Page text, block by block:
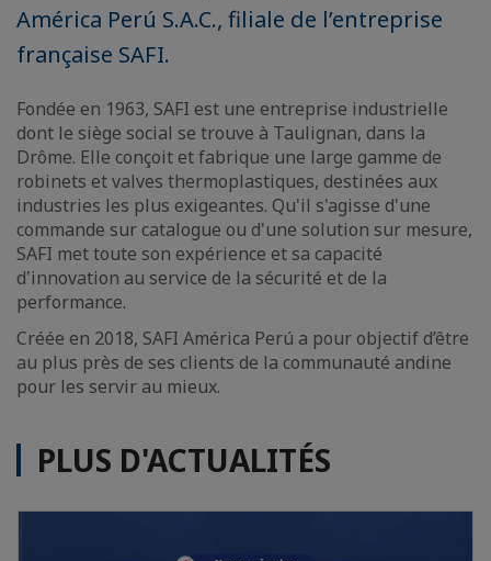
América Perú S.A.C., filiale de l’entreprise
française SAFI.
Fondée en 1963, SAFI est une entreprise industrielle
dont le siège social se trouve à Taulignan, dans la
Drôme. Elle conçoit et fabrique une large gamme de
robinets et valves thermoplastiques, destinées aux
industries les plus exigeantes. Qu'il s'agisse d'une
commande sur catalogue ou d'une solution sur mesure,
SAFI met toute son expérience et sa capacité
d'innovation au service de la sécurité et de la
performance.
Créée en 2018, SAFI América Perú a pour objectif d’être
au plus près de ses clients de la communauté andine
pour les servir au mieux.
PLUS D'ACTUALITÉS